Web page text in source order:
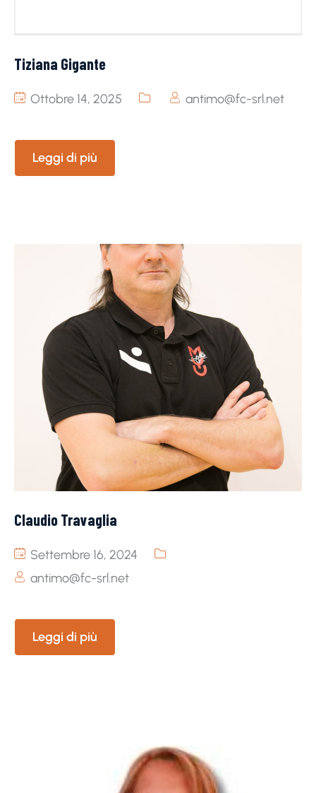
Tiziana Gigante
Ottobre 14, 2025 antimo@fc-srl.net
Leggi di più
Claudio Travaglia
Settembre 16, 2024
antimo@fc-srl.net
Leggi di più